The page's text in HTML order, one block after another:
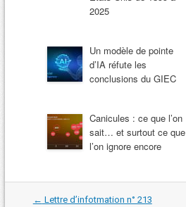
2025
Un modèle de pointe
d’IA réfute les
conclusions du GIEC
Canicules : ce que l’on
sait… et surtout ce que
l’on ignore encore
Navigation
← Lettre d’infotmation n° 213